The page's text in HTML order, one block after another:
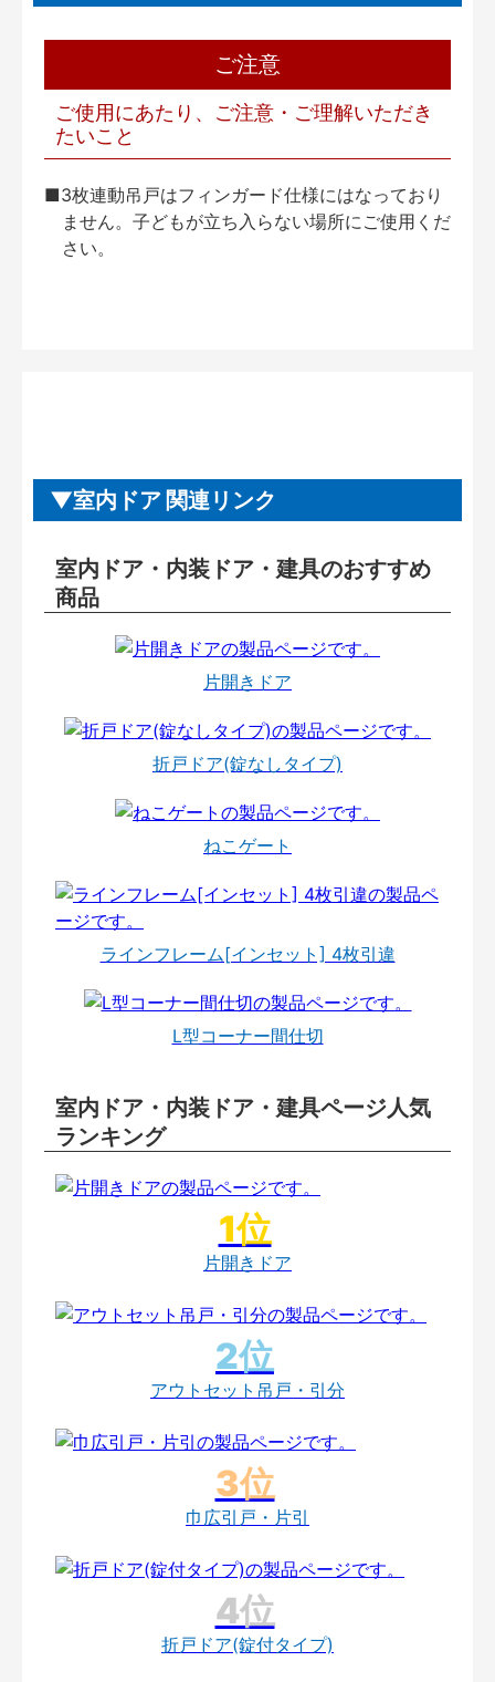
ご注意
ご使用にあたり、ご注意・ご理解いただき
たいこと
■3枚連動吊戸はフィンガード仕様にはなっており
ません。子どもが立ち入らない場所にご使用くだ
さい。
室内ドア 関連リンク
室内ドア・内装ドア・建具のおすすめ
商品
片開きドア
折戸ドア(錠なしタイプ)
ねこゲート
ラインフレーム[インセット] 4枚引違
L型コーナー間仕切
室内ドア・内装ドア・建具ページ人気
ランキング
片開きドア
アウトセット吊戸・引分
巾広引戸・片引
折戸ドア(錠付タイプ)